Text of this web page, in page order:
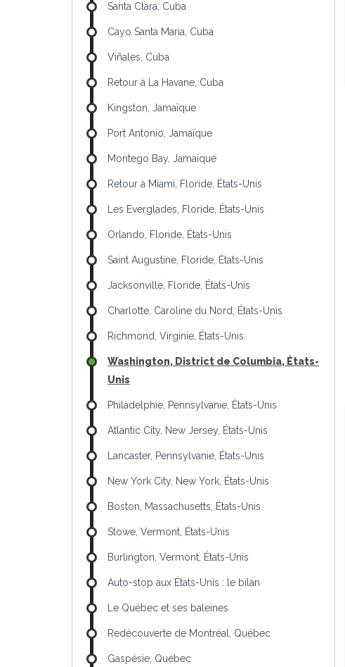
Santa Clara, Cuba
Cayo Santa Maria, Cuba
Viñales, Cuba
Retour à La Havane, Cuba
Kingston, Jamaïque
Port Antonio, Jamaïque
Montego Bay, Jamaïque
Retour à Miami, Floride, États-Unis
Les Everglades, Floride, États-Unis
Orlando, Floride, États-Unis
Saint Augustine, Floride, États-Unis
Jacksonville, Floride, États-Unis
Charlotte, Caroline du Nord, États-Unis
Richmond, Virginie, États-Unis
Washington, District de Columbia, États-
Unis
Philadelphie, Pennsylvanie, États-Unis
Atlantic City, New Jersey, États-Unis
Lancaster, Pennsylvanie, États-Unis
New York City, New York, États-Unis
Boston, Massachusetts, États-Unis
Stowe, Vermont, États-Unis
Burlington, Vermont, États-Unis
Auto-stop aux États-Unis : le bilan
Le Québec et ses baleines
Redécouverte de Montréal, Québec
Gaspésie, Québec